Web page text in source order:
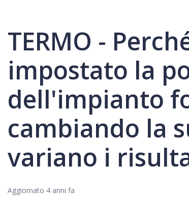
TERMO -
impostato la
dell'impianto
cambiando la
variano i
Aggiornato 4 anni fa